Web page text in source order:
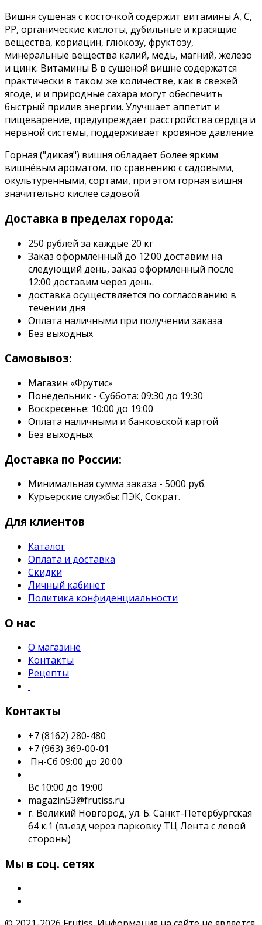
Вишня сушеная с косточкой содержит витамины А, С,
РР, органические кислоты, дубильные и красящие
вещества, кориацин, глюкозу, фруктозу,
минеральные вещества калий, медь, магний, железо
и цинк. Витамины В в сушеной вишне содержатся
практически в таком же количестве, как в свежей
ягоде, и и природные сахара могут обеспечить
быстрый прилив энергии. Улучшает аппетит и
пищеварение, предупреждает расстройства сердца и
нервной системы, поддерживает кровяное давление.
Горная ("дикая") вишня обладает более ярким
вишнёвым ароматом, по сравнению с садовыми,
окультуренными, сортами, при этом горная вишня
значительно кислее садовой.
Доставка в пределах города:
250 рублей за каждые 20 кг
Заказ оформленный до 12:00 доставим на
следующий день, заказ оформленный после
12:00 доставим через день.
доставка осуществляется по согласованию в
течении дня
Оплата наличными при получении заказа
Без выходных
Самовывоз:
Магазин «Фрутис»
Понедельник - Суббота: 09:30 до 19:30
Воскресенье: 10:00 до 19:00
Оплата наличными и банковской картой
Без выходных
Доставка по России:
Минимальная сумма заказа - 5000 руб.
Курьерские службы: ПЭК, Сократ.
Для клиентов
Каталог
Оплата и доставка
Скидки
Личный кабинет
Политика конфиденциальности
О нас
О магазине
Контакты
Рецепты
Контакты
+7 (8162) 280-480
+7 (963) 369-00-01
Пн-Сб 09:00 до 20:00
Вс 10:00 до 19:00
magazin53@frutiss.ru
г. Великий Новгород, ул. Б. Санкт-Петербургская
64 к.1 (въезд через парковку ТЦ Лента с левой
стороны)
Мы в соц. сетях